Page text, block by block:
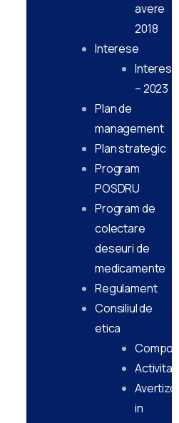
avere
2018
Interese
Interese
– 2023
Plan de
management
Plan strategic
Program
POSDRU
Program de
colectare
deseuri de
medicamente
Regulament
Consiliul de
etica
in